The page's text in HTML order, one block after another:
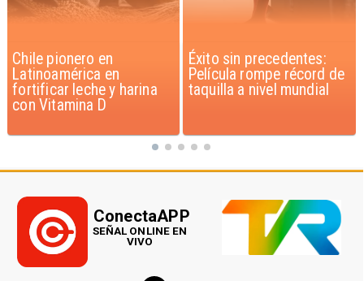
Éxito sin precedentes:
Película rompe récord de
taquilla a nivel mundial
Corte Suprema confirma
pago de $1.000 millones
por caso ProCultura
ConectaAPP
SEÑAL ONLINE EN
VIVO